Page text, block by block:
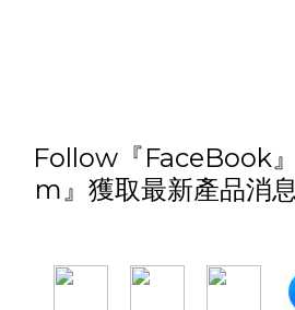
Follow『FaceBook
m』獲取最新產品消